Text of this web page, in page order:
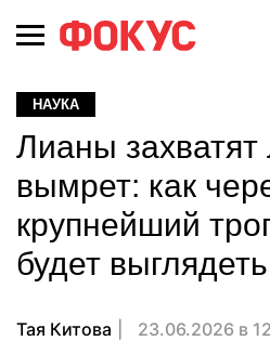
НАУКА
Лианы захватят
вымрет: как
крупнейший
будет выглядеть
Тая Китова 23.06.2026 в